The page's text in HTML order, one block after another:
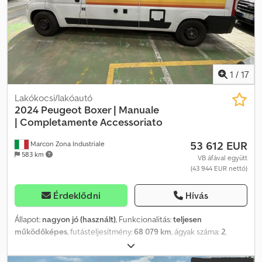
1 / 17
Marcon Zona Industriale
583 km
Lakókocsi/lakóautó
2024 Peugeot Boxer | Manuale
| Completamente Accessoriato
53 612 EUR
VB áfával együtt
(43 944 EUR nettó)
Érdeklődni Hívás
Állapot: nagyon jó (használt), Funkcionalitás:teljesen
működőképes, futásteljesítmény:68 079 km, ágyak száma:2,
, üzemanyagtípus:dízel
szín:fehér, alvázgyártó:Peugeot, alváz modell:Boxer 2.2 Blue HDi,